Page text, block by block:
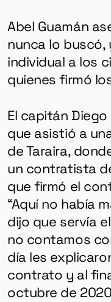
Abel Guamán
nunca lo
individual a los
quienes firmó
El capitán
que asistió a
de Taraira,
un contratista
que firmó el
“Aquí no había
dijo que servía
no contamos
día les
contrato y al
octubre de